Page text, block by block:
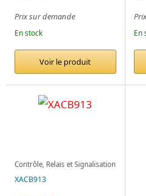
Prix sur demande
En stock
Voir le produit
En
Contrôle, Relais et Signalisation
XACB913